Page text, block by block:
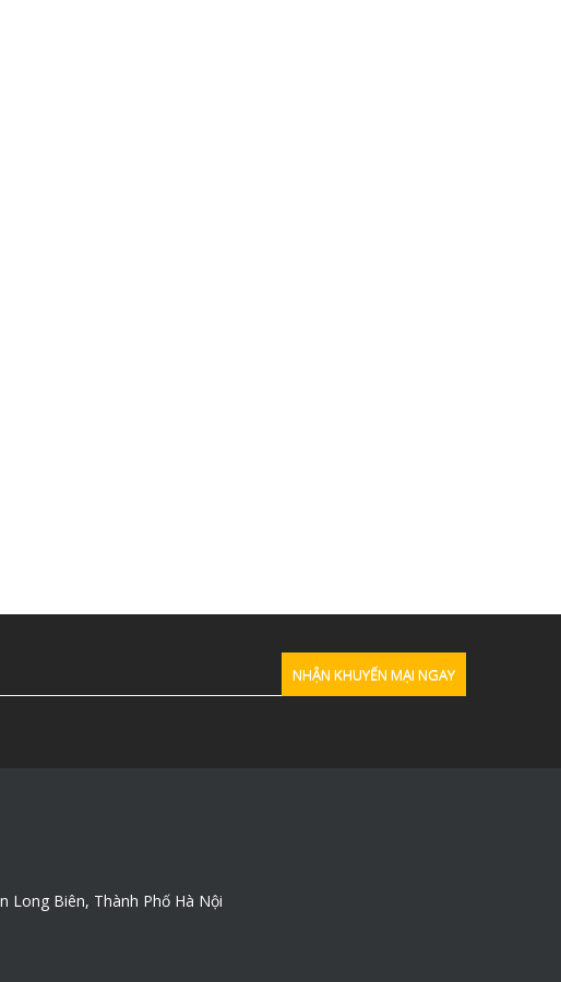
Long Biên, Thành Phố Hà Nội